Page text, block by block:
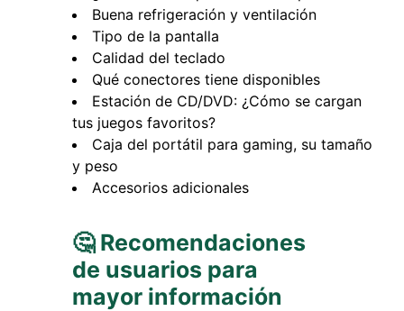
Buena refrigeración y ventilación
Tipo de la pantalla
Calidad del teclado
Qué conectores tiene disponibles
Estación de CD/DVD: ¿Cómo se cargan
tus juegos favoritos?
Caja del portátil para gaming, su tamaño
y peso
Accesorios adicionales
🤔 Recomendaciones
de usuarios para
mayor información